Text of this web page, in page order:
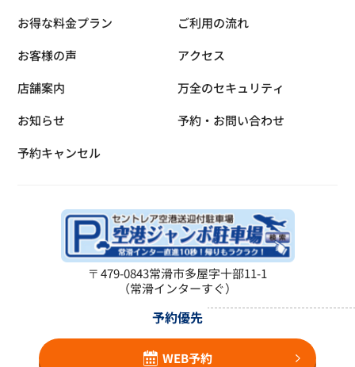
お得な料金プラン
ご利用の流れ
お客様の声
アクセス
店舗案内
万全のセキュリティ
お知らせ
予約・お問い合わせ
予約キャンセル
〒479-0843常滑市多屋字十部11-1
（常滑インターすぐ）
予約優先
WEB予約